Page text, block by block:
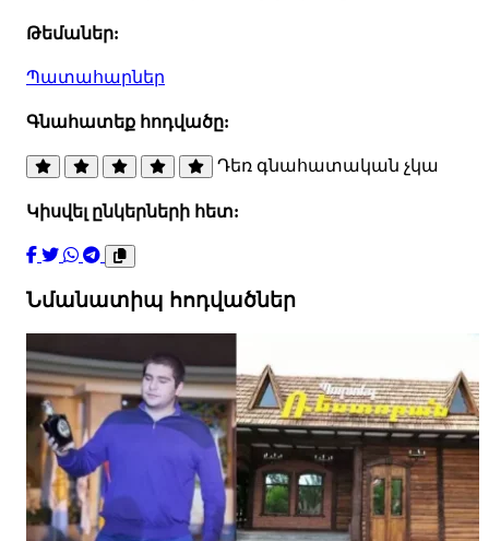
Թեմաներ:
Պատահարներ
Գնահատեք հոդվածը:
Դեռ գնահատական չկա
Կիսվել ընկերների հետ:
Նմանատիպ հոդվածներ